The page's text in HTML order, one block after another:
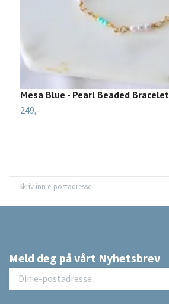
Mesa Blue - Pearl Beaded Bracelet
249,-
Meld deg på vårt Nyhetsbrev